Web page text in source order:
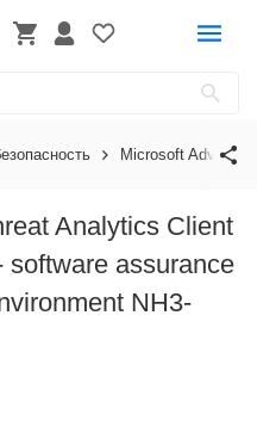
Microsoft Advanced
Analytics Client
software assurance
NH3-